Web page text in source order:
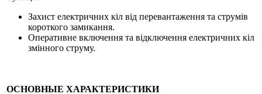
Захист електричних кіл від перевантаження та струмів
короткого замикання.
Оперативне включення та відключення електричних кіл
змінного струму.
ОСНОВНЫЕ ХАРАКТЕРИСТИКИ